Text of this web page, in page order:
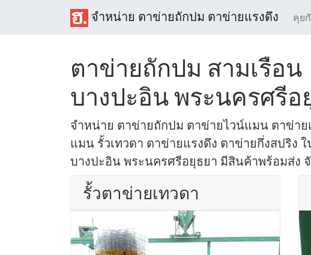
จำหน่าย ตาข่ายถักปม ตาข่ายแรงดึง คุย
ตาข่ายถักปม สามเรือน
บางปะอิน พระนครศรีอ
จำหน่าย ตาข่ายถักปม ตาข่ายไวน์แมน ตาข่าย
แมน รั้วเทวดา ตาข่ายแรงดึง ตาข่ายกึ่งสปริง
บางปะอิน พระนครศรีอยุธยา มีสินค้าพร้อมส่ง
รั้วตาข่ายเทวดา